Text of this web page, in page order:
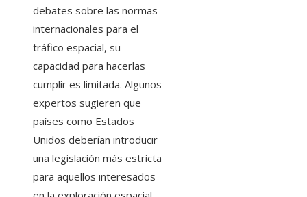
debates sobre las normas
internacionales para el
tráfico espacial, su
capacidad para hacerlas
cumplir es limitada. Algunos
expertos sugieren que
países como Estados
Unidos deberían introducir
una legislación más estricta
para aquellos interesados ​​